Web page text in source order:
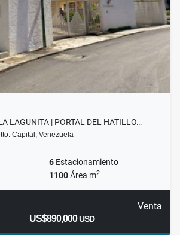
LAGUNITA | PORTAL DEL HATILLO…
Capital, Venezuela
6 Estacionamiento
1100Área m2
Venta
US$890,000USD